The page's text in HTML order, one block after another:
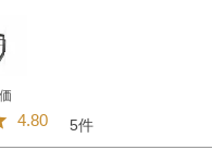
4.80 5